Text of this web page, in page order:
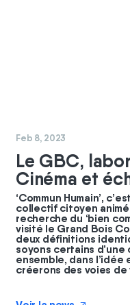
#commun
Feb 8, 2023
Le GBC,
Cinéma et
‘Commun Humain’,
collectif citoyen animé
recherche du ‘bien
visité le Grand Bois
deux définitions
soyons certains
ensemble, dans l’idée
créerons des voies de